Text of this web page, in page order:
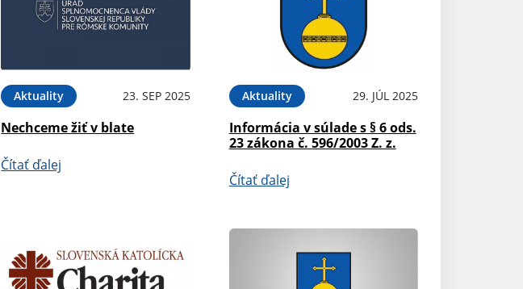
Aktuality 23. SEP 2025
Nechceme žiť v blate
Čítať ďalej
Aktuality 29. JÚL 2025
Informácia v súlade s § 6 ods.
23 zákona č. 596/2003 Z. z.
Čítať ďalej